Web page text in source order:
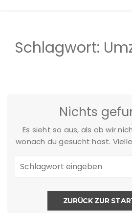
Schlagwort:
Nichts
Es sieht so aus, als ob wir
wonach du gesucht hast.
ZURÜCK ZUR